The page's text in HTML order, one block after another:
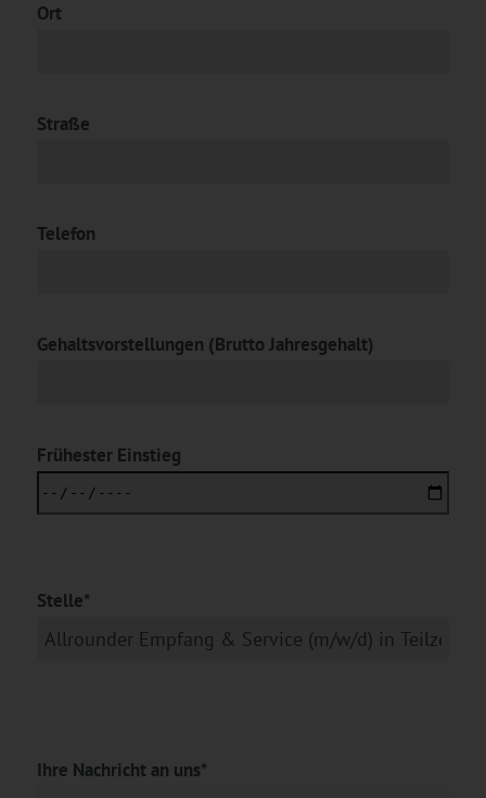
Ort
Straße
Telefon
Gehaltsvorstellungen (Brutto Jahresgehalt)
Frühester Einstieg
Stelle*
Ihre Nachricht an uns*